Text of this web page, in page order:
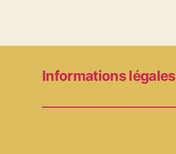
Informations légales